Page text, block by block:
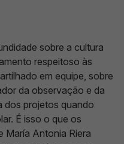
sobre a cultura
respeitoso às
em equipe, sobre
da observação e da
dos projetos quando
É isso o que os
María Antonia Riera